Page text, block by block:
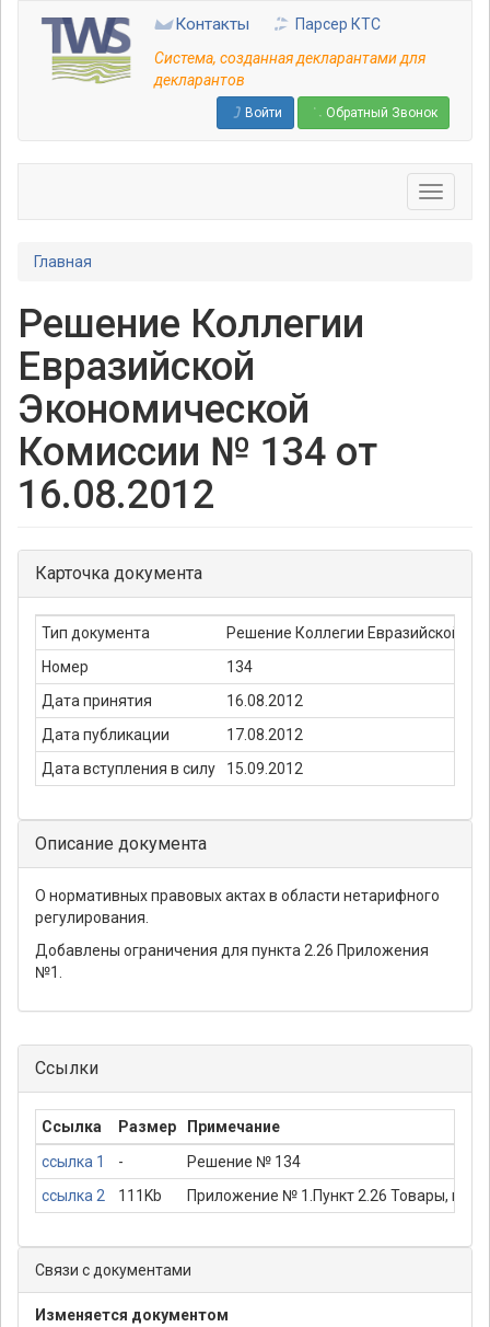
основному
содержанию
Контакты
Парсер КТС
Система, созданная декларантами для
декларантов
Войти Обратный Звонок
Главная
Решение Коллегии
Евразийской
Экономической
Комиссии № 134 от
16.08.2012
Карточка документа
Тип документа
Решение Коллегии Евразийской
Номер
134
Дата принятия
16.08.2012
Дата публикации
17.08.2012
Дата вступления в силу
15.09.2012
Описание документа
О нормативных правовых актах в области нетарифного
регулирования.
Добавлены ограничения для пункта 2.26 Приложения
№1.
Ссылки
Ссылка Размер
Примечание
ссылка 1
-
Решение № 134
ссылка 2
111Kb Приложение № 1.Пункт 2.26 Товары, при
Связи с документами
Изменяется документом